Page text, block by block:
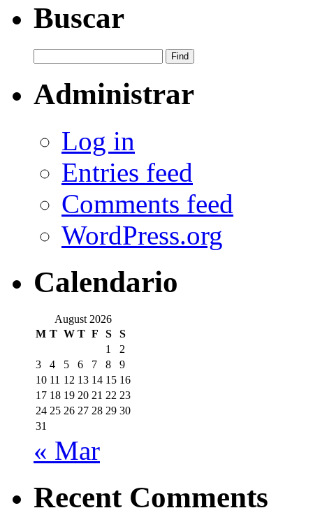
Buscar
Administrar
Log in
Entries feed
Comments feed
WordPress.org
Calendario
August 2026
M T W T F S
S
1
2
3
4 5 6 7 8
9
10 11 12 13 14 15 16
17 18 19 20 21 22 23
24 25 26 27 28 29 30
31
« Mar
Recent Comments